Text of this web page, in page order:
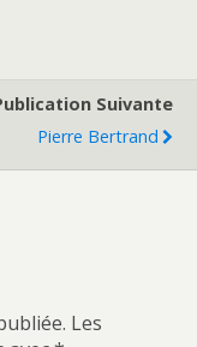
Suivante
Pierre Bertrand
Les